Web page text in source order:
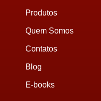
Produtos
Quem Somos
Contatos
Blog
E-books